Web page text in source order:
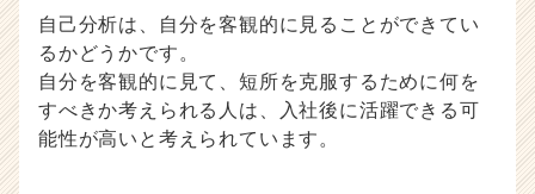
自己分析は、自分を客観的に見ることができてい
るかどうかです。
自分を客観的に見て、短所を克服するために何を
すべきか考えられる人は、入社後に活躍できる可
能性が高いと考えられています。